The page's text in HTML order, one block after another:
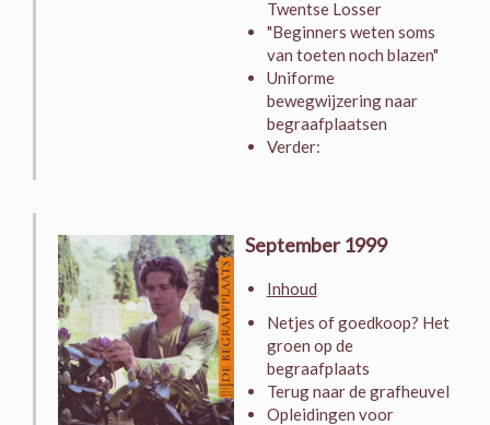
Twentse Losser
"Beginners weten soms
van toeten noch blazen"
Uniforme
bewegwijzering naar
begraafplaatsen
Verder:
September 1999
Inhoud
Netjes of goedkoop? Het
groen op de
begraafplaats
Terug naar de grafheuvel
Opleidingen voor